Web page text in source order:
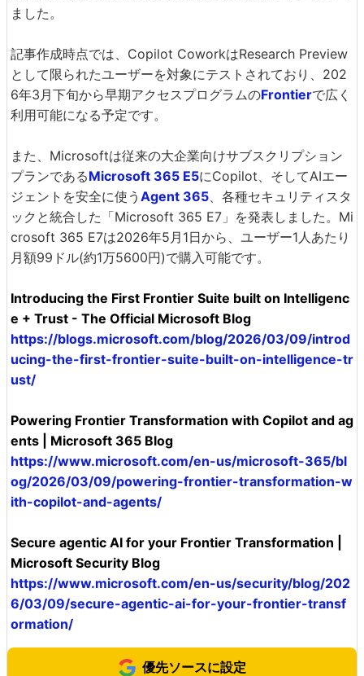
ました。
記事作成時点では、Copilot CoworkはResearch Preview
として限られたユーザーを対象にテストされており、202
6年3月下旬から早期アクセスプログラムのFrontierで広く
利用可能になる予定です。
また、Microsoftは従来の大企業向けサブスクリプション
プランであるMicrosoft 365 E5にCopilot、そしてAIエー
ジェントを安全に使う Agent 365 、各種セキュリティスタ
ックと統合した「Microsoft 365 E7」を発表しました。Mi
crosoft 365 E7は2026年5月1日から、ユーザー1人あたり
月額99ドル(約1万5600円)で購入可能です。
Introducing the First Frontier Suite built on Intelligenc
e + Trust - The Official Microsoft Blog
https://blogs.microsoft.com/blog/2026/03/09/introd
ucing-the-first-frontier-suite-built-on-intelligence-tr
ust/
Powering Frontier Transformation with Copilot and ag
ents | Microsoft 365 Blog
https://www.microsoft.com/en-us/microsoft-365/bl
og/2026/03/09/powering-frontier-transformation-w
ith-copilot-and-agents/
Secure agentic AI for your Frontier Transformation |
Microsoft Security Blog
https://www.microsoft.com/en-us/security/blog/202
6/03/09/secure-agentic-ai-for-your-frontier-transf
ormation/
優先ソースに設定